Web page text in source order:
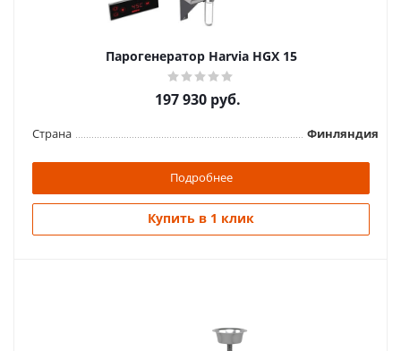
Парогенератор Harvia HGX 15
197 930 руб.
Страна Финляндия
Подробнее
Купить в 1 клик